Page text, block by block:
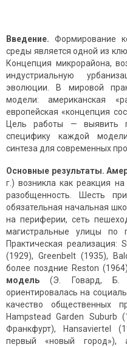
Введение. Формирование
среды является одной из
Концепция микрорайона,
индустриальную
эволюции. В мировой
модели: американская
европейская «концепция
Цель работы — выявить
специфику каждой
синтеза для современных
Основные результаты.
г.) возникла как реакция
разобщенность. Шесть
обязательная начальная
на периферии, сеть
магистральные улицы по
Практическая реализация:
(1929), Greenbelt (1935),
более поздние Reston
модель (Э. Говард, Б.
ориентировалась на
качество общественных
Hampstead Garden Suburb
Франкфурт), Hansaviertel
первый «новый город»),